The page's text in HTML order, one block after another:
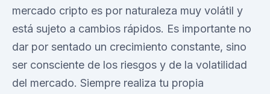
mercado cripto es por naturaleza muy volátil y
está sujeto a cambios rápidos. Es importante no
dar por sentado un crecimiento constante, sino
ser consciente de los riesgos y de la volatilidad
del mercado. Siempre realiza tu propia